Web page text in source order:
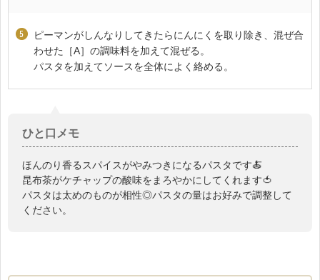
ピーマンがしんなりしてきたらにんにくを取り除き、混ぜ合
わせた［A］の調味料を加えて混ぜる。
パスタを加えてソースを全体によく絡める。
ひと口メモ
ほんのり香るスパイスがやみつきになるパスタです🍝
昆布茶がケチャップの酸味をまろやかにしてくれます🍅
パスタは太めのものが相性◎パスタの量はお好みで調整して
ください。